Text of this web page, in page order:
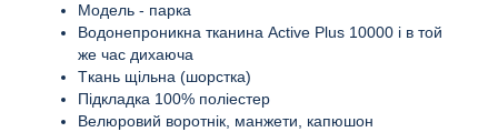
Модель - парка
Водонепроникна тканина Active Plus 10000 і в той
же час дихаюча
Tкань щільна (шорстка)
Підкладка 100% поліестер
Bелюровий ворoтнік, манжети, капюшон